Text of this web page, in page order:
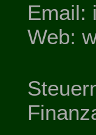
Email:
Web: